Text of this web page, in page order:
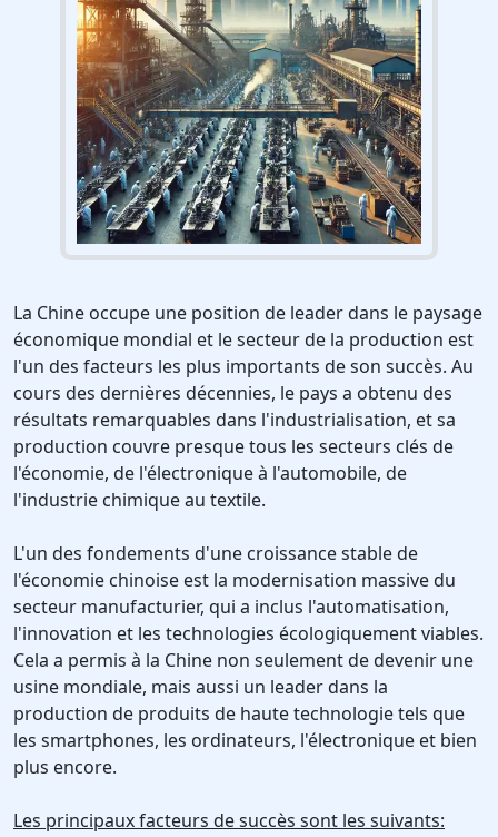
La Chine occupe une position de leader dans le paysage
économique mondial et le secteur de la production est
l'un des facteurs les plus importants de son succès. Au
cours des dernières décennies, le pays a obtenu des
résultats remarquables dans l'industrialisation, et sa
production couvre presque tous les secteurs clés de
l'économie, de l'électronique à l'automobile, de
l'industrie chimique au textile.
L'un des fondements d'une croissance stable de
l'économie chinoise est la modernisation massive du
secteur manufacturier, qui a inclus l'automatisation,
l'innovation et les technologies écologiquement viables.
Cela a permis à la Chine non seulement de devenir une
usine mondiale, mais aussi un leader dans la
production de produits de haute technologie tels que
les smartphones, les ordinateurs, l'électronique et bien
plus encore.
Les principaux facteurs de succès sont les suivants: